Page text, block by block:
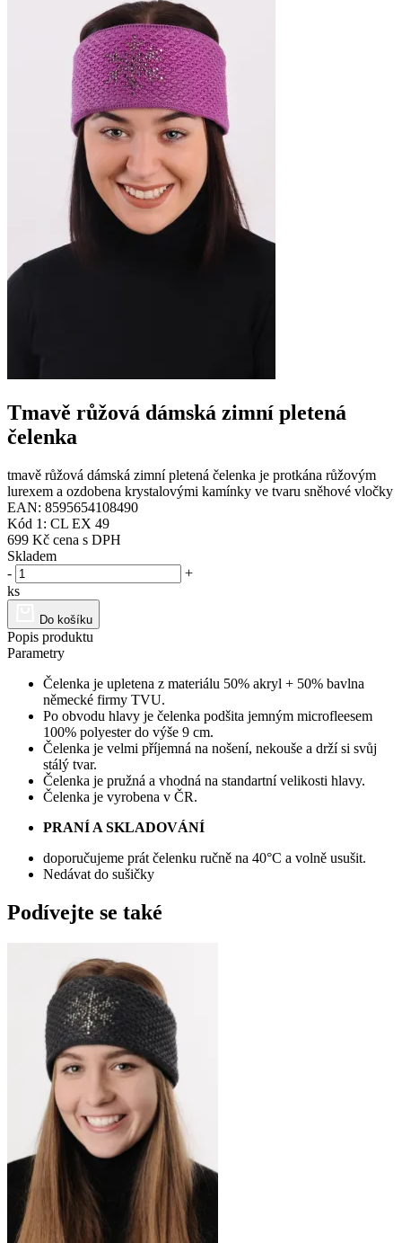
Tmavě růžová dámská zimní pletená
čelenka
tmavě růžová dámská zimní pletená čelenka je protkána růžovým
lurexem a ozdobena krystalovými kamínky ve tvaru sněhové vločky
EAN: 8595654108490
Kód 1: CL EX 49
699 Kč cena s DPH
Skladem
-
+
ks
Do košíku
Popis produktu
Parametry
Čelenka je upletena z materiálu 50% akryl + 50% bavlna
německé firmy TVU.
Po obvodu hlavy je čelenka podšita jemným microfleesem
100% polyester do výše 9 cm.
Čelenka je velmi příjemná na nošení, nekouše a drží si svůj
stálý tvar.
Čelenka je pružná a vhodná na standartní velikosti hlavy.
Čelenka je vyrobena v ČR.
PRANÍ A SKLADOVÁNÍ
doporučujeme prát čelenku ručně na 40°C a volně usušit.
Nedávat do sušičky
Podívejte se také